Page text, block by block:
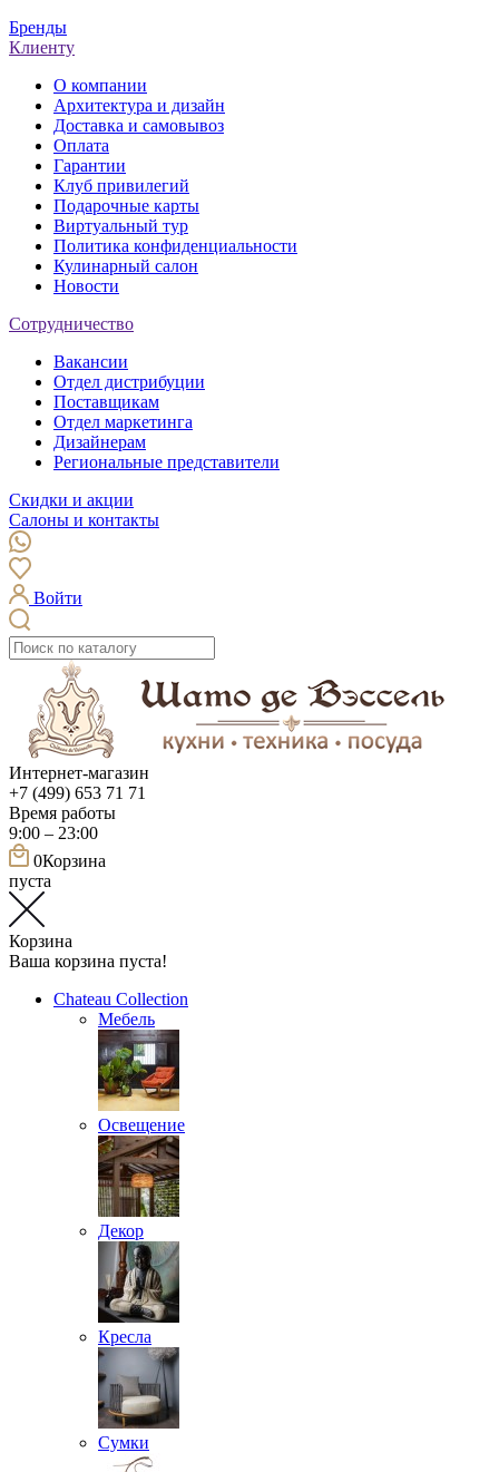
Бренды
Клиенту
О компании
Архитектура и дизайн
Доставка и самовывоз
Оплата
Гарантии
Клуб привилегий
Подарочные карты
Виртуальный тур
Политика конфиденциальности
Кулинарный салон
Новости
Сотрудничество
Вакансии
Отдел дистрибуции
Поставщикам
Отдел маркетинга
Дизайнерам
Региональные представители
Скидки и акции
Салоны и контакты
Войти
Интернет-магазин
+7 (499) 653 71 71
Время работы
9:00 – 23:00
0Корзина
пуста
Корзина
Ваша корзина пуста!
Chateau Collection
Мебель
Освещение
Декор
Кресла
Сумки